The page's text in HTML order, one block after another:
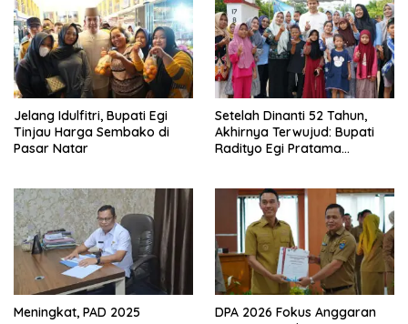
Jelang Idulfitri, Bupati Egi
Tinjau Harga Sembako di
Pasar Natar
Setelah Dinanti 52 Tahun,
Akhirnya Terwujud: Bupati
Radityo Egi Pratama
Meningkat, PAD 2025
DPA 2026 Fokus Anggaran